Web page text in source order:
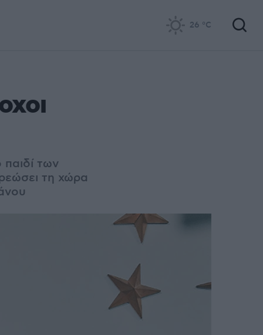
26 °C
των
τη χώρα